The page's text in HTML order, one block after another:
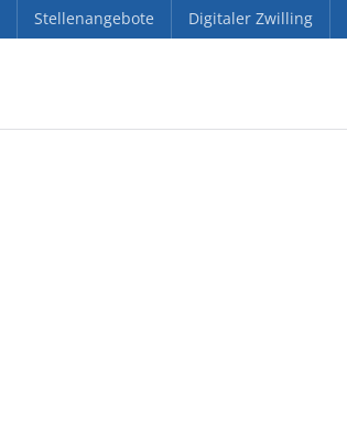
Stellenangebote Digitaler Zwilling